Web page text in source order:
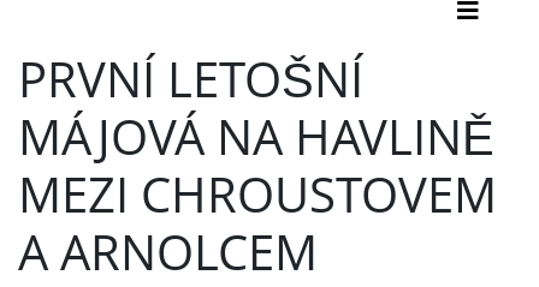
PRVNÍ LETOŠNÍ
MÁJOVÁ NA HAVLINĚ
MEZI CHROUSTOVEM
A ARNOLCEM